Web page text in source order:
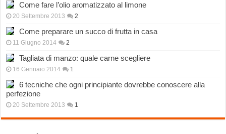
Come fare l’olio aromatizzato al limone
20 Settembre 2013 2
Come preparare un succo di frutta in casa
11 Giugno 2014 2
Tagliata di manzo: quale carne scegliere
16 Gennaio 2014 1
6 tecniche che ogni principiante dovrebbe conoscere alla
perfezione
20 Settembre 2013 1